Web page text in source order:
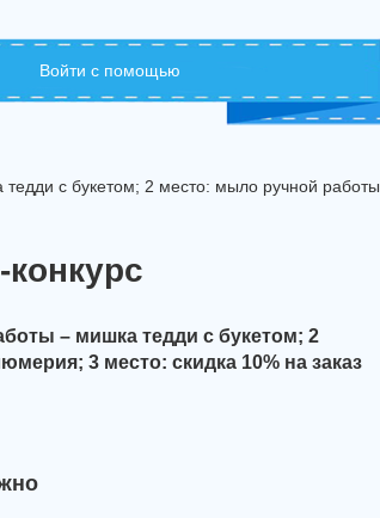
Войти с помощью
с букетом; 2 место: мыло ручной работы
– мишка тедди с букетом; 2
3 место: скидка 10% на заказ